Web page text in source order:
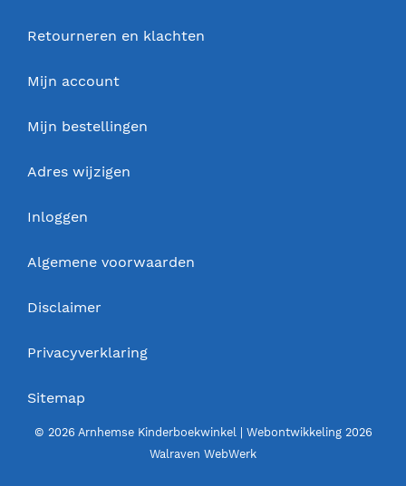
Retourneren en klachten
Mijn account
Mijn bestellingen
Adres wijzigen
Inloggen
Algemene voorwaarden
Disclaimer
Privacyverklaring
Sitemap
© 2026 Arnhemse Kinderboekwinkel | Webontwikkeling 2026
Walraven WebWerk